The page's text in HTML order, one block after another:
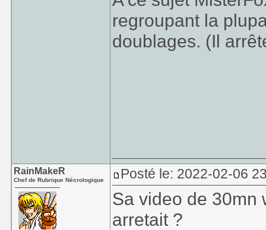
regroupant la
doublages. (Il
RainMakeR
Chef de Rubrique Nécrologique Posté le: 2022-02-06
Sa video de 30mn
arretait ?